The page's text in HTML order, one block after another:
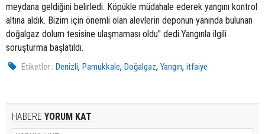
meydana geldiğini belirledi. Köpükle müdahale ederek yangını kontrol
altına aldık. Bizim için önemli olan alevlerin deponun yanında bulunan
doğalgaz dolum tesisine ulaşmaması oldu" dedi.Yangınla ilgili
soruşturma başlatıldı.
Etiketler : Denizli,Pamukkale,Doğalgaz,Yangın,itfaiye
HABERE YORUM KAT